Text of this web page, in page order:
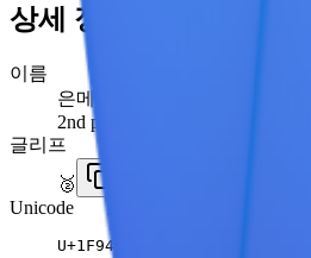
상세 정보
이름
은메달
2nd place medal
글리프
🥈
Unicode
U+1F948